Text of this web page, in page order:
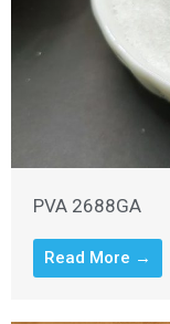
PVA 2688GA
Read More →